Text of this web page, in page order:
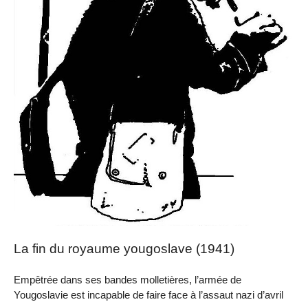
La fin du royaume yougoslave (1941)
Empêtrée dans ses bandes molletières, l’armée de
Yougoslavie est incapable de faire face à l’assaut nazi d’avril